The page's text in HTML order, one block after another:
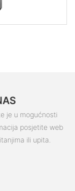
je u mogućnosti
posjetite web
ili upita.